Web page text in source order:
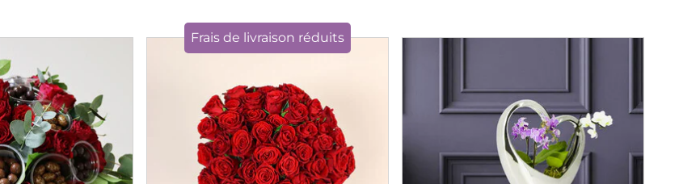
Frais de livraison réduits